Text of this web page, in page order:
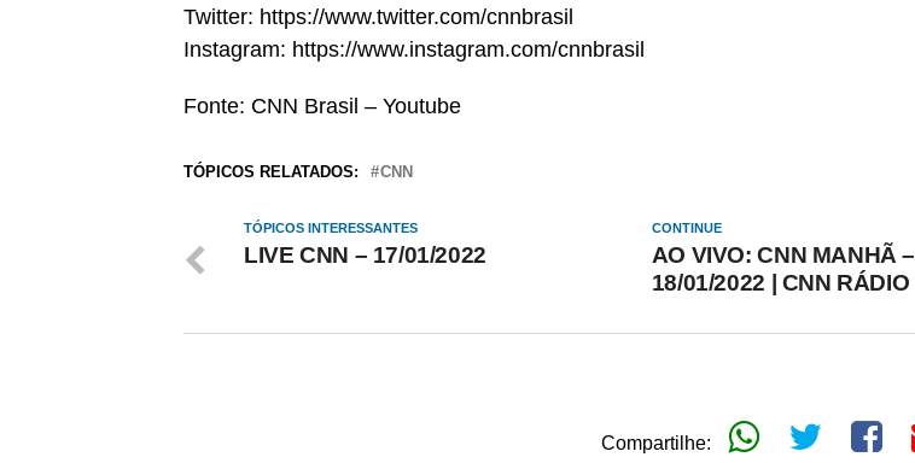
Twitter: https://www.twitter.com/cnnbrasil
Instagram: https://www.instagram.com/cnnbrasil
Fonte: CNN Brasil – Youtube
TÓPICOS RELATADOS: CNN
CONTINUE
AO VIVO: CNN MANHÃ –
18/01/2022 | CNN RÁDIO
TÓPICOS INTERESSANTES
LIVE CNN – 17/01/2022
Compartilhe: